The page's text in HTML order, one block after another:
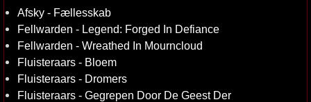
Afsky - Fællesskab
Fellwarden - Legend: Forged In Defiance
Fellwarden - Wreathed In Mourncloud
Fluisteraars - Bloem
Fluisteraars - Dromers
Fluisteraars - Gegrepen Door De Geest Der